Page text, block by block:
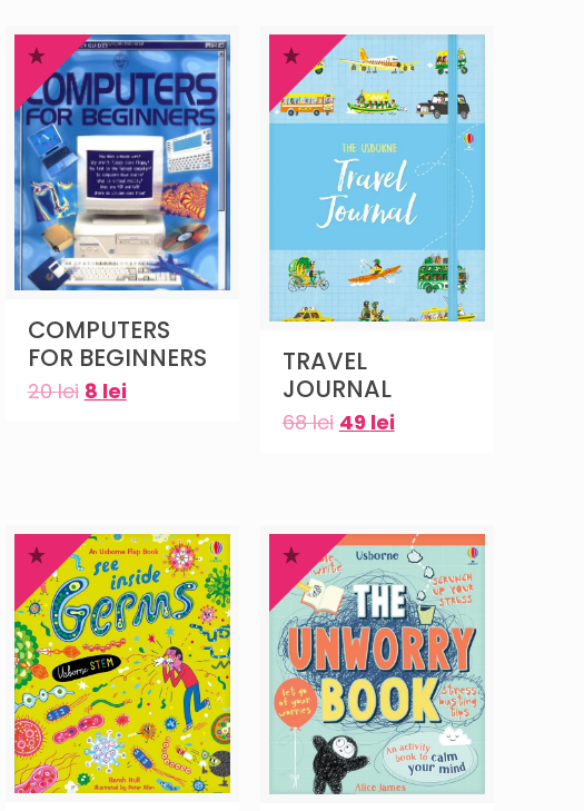
COMPUTERS
FOR BEGINNERS
20lei 8 lei
TRAVEL
JOURNAL
68lei 49 lei